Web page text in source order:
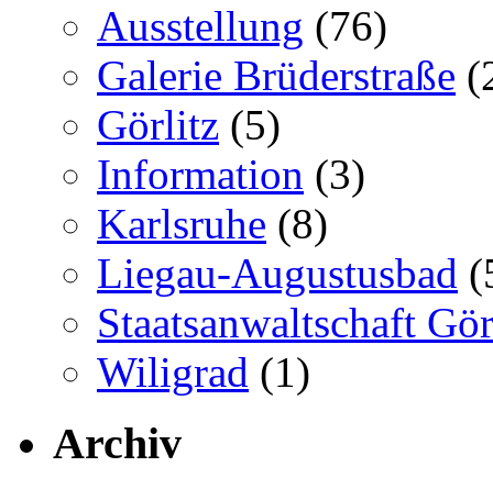
Ausstellung (76)
Galerie Brüderstraße
Görlitz (5)
Information (3)
Karlsruhe (8)
Liegau-Augustusbad
Staatsanwaltschaft
Wiligrad (1)
Archiv